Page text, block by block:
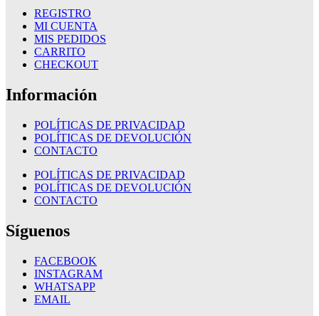
REGISTRO
MI CUENTA
MIS PEDIDOS
CARRITO
CHECKOUT
Información
POLÍTICAS DE PRIVACIDAD
POLÍTICAS DE DEVOLUCIÓN
CONTACTO
POLÍTICAS DE PRIVACIDAD
POLÍTICAS DE DEVOLUCIÓN
CONTACTO
Síguenos
FACEBOOK
INSTAGRAM
WHATSAPP
EMAIL